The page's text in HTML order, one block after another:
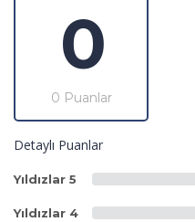
0
0 Puanlar
Detaylı Puanlar
Yıldızlar 5
Yıldızlar 4